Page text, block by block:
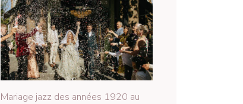
Mariage jazz des années 1920 au